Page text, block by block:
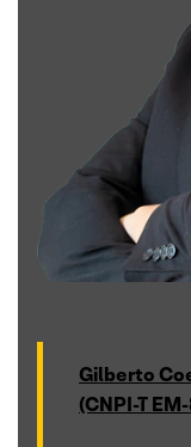
Gilberto
(CNPI-T